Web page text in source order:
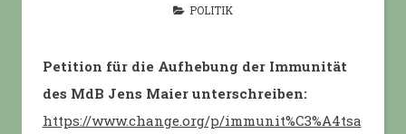
POLITIK
Petition für die Aufhebung der Immunität
des MdB Jens Maier unterschreiben:
https://www.change.org/p/immunit%C3%A4tsa